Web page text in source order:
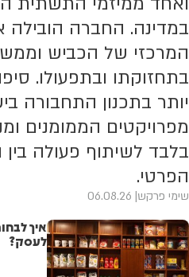
במדינה. החברה
המרכזי של הכביש
בתחזוקתו ובתפעולו.
יותר בתכנון התחבורה
מפרויקטים הממומנים
בלבד לשיתוף פעולה בין
הפרטי.
שימי פרקש 06.08.26
איך
לעסק?